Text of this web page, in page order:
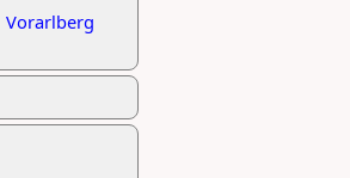
Vorarlberg